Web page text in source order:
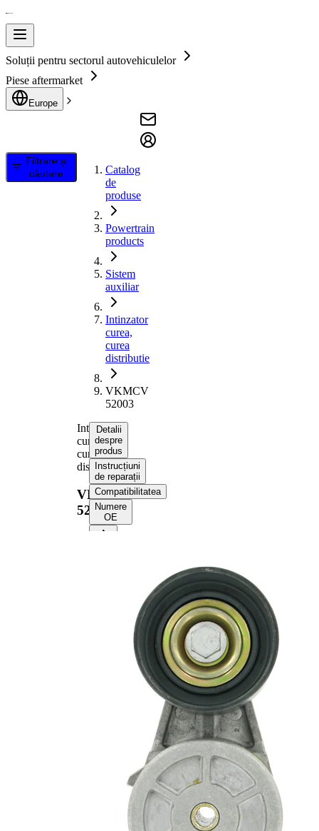
Soluții pentru sectorul autovehiculelor
Piese aftermarket
Europe
Filtrare și
căutare
Catalog
de
produse
Powertrain
products
Sistem
auxiliar
Intinzator
curea,
curea
distributie
VKMCV
52003
Intinzator
curea,
curea
distributie
VKMCV
52003
Detalii
despre
produs
Instrucțiuni
de reparații
Compatibilitatea
Numere
OE
Valoare
74 mm
46,3 mm
Actionare
intinzatoare
automatic